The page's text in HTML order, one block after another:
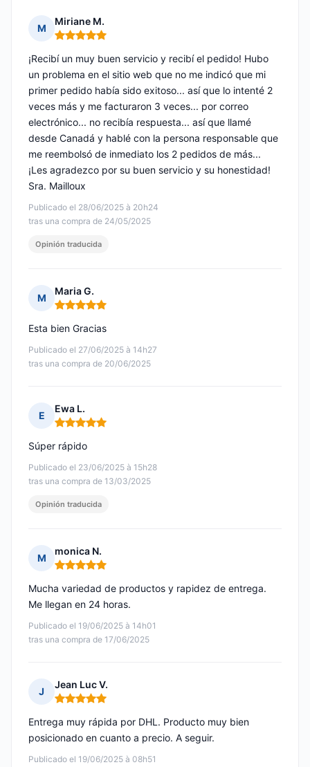
M
Miriane M.
Nota: 5 de 5
Publicado el 28/06/2025 à 20h24
tras una compra de 24/05/2025
¡Recibí un muy buen servicio y recibí el pedido! Hubo
un problema en el sitio web que no me indicó que mi
primer pedido había sido exitoso... así que lo intenté 2
veces más y me facturaron 3 veces... por correo
electrónico... no recibía respuesta... así que llamé
desde Canadá y hablé con la persona responsable que
me reembolsó de inmediato los 2 pedidos de más...
¡Les agradezco por su buen servicio y su honestidad!
Sra. Mailloux
Opinión traducida
M
Maria G.
Nota: 5 de 5
Publicado el 27/06/2025 à 14h27
tras una compra de 20/06/2025
Esta bien Gracias
E
Ewa L.
Nota: 5 de 5
Publicado el 23/06/2025 à 15h28
tras una compra de 13/03/2025
Súper rápido
Opinión traducida
M
monica N.
Nota: 5 de 5
Publicado el 19/06/2025 à 14h01
tras una compra de 17/06/2025
Mucha variedad de productos y rapidez de entrega.
Me llegan en 24 horas.
J
Jean Luc V.
Nota: 5 de 5
Publicado el 19/06/2025 à 08h51
Entrega muy rápida por DHL. Producto muy bien
posicionado en cuanto a precio. A seguir.